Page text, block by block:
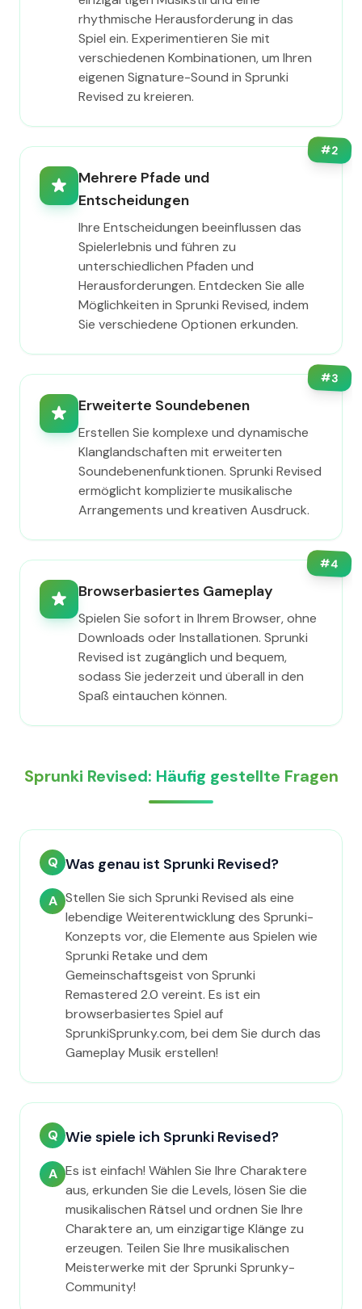
rhythmische Herausforderung in das
Spiel ein. Experimentieren Sie mit
verschiedenen Kombinationen, um Ihren
eigenen Signature-Sound in Sprunki
Revised zu kreieren.
#2
Mehrere Pfade und
Entscheidungen
Ihre Entscheidungen beeinflussen das
Spielerlebnis und führen zu
unterschiedlichen Pfaden und
Herausforderungen. Entdecken Sie alle
Möglichkeiten in Sprunki Revised, indem
Sie verschiedene Optionen erkunden.
#3
Erweiterte Soundebenen
Erstellen Sie komplexe und dynamische
Klanglandschaften mit erweiterten
Soundebenenfunktionen. Sprunki Revised
ermöglicht komplizierte musikalische
Arrangements und kreativen Ausdruck.
#4
Browserbasiertes Gameplay
Spielen Sie sofort in Ihrem Browser, ohne
Downloads oder Installationen. Sprunki
Revised ist zugänglich und bequem,
sodass Sie jederzeit und überall in den
Spaß eintauchen können.
Sprunki Revised: Häufig gestellte Fragen
Q Was genau ist Sprunki Revised?
A Stellen Sie sich Sprunki Revised als eine
lebendige Weiterentwicklung des Sprunki-
Konzepts vor, die Elemente aus Spielen wie
Sprunki Retake und dem
Gemeinschaftsgeist von Sprunki
Remastered 2.0 vereint. Es ist ein
browserbasiertes Spiel auf
SprunkiSprunky.com, bei dem Sie durch das
Gameplay Musik erstellen!
Q Wie spiele ich Sprunki Revised?
A Es ist einfach! Wählen Sie Ihre Charaktere
aus, erkunden Sie die Levels, lösen Sie die
musikalischen Rätsel und ordnen Sie Ihre
Charaktere an, um einzigartige Klänge zu
erzeugen. Teilen Sie Ihre musikalischen
Meisterwerke mit der Sprunki Sprunky-
Community!